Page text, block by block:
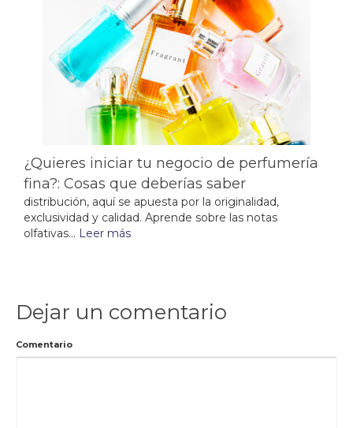
¿Quieres iniciar tu negocio de perfumería
fina?: Cosas que deberías saber
distribución, aquí se apuesta por la originalidad,
exclusividad y calidad. Aprende sobre las notas
olfativas... Leer más
Dejar un comentario
Comentario